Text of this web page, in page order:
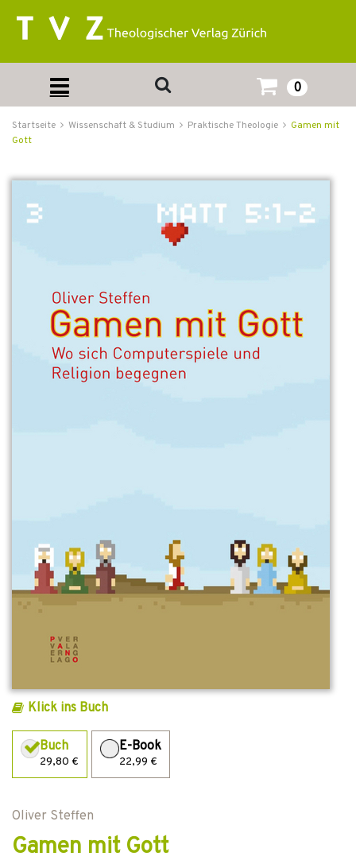
0
Startseite Wissenschaft & Studium Praktische Theologie
Gamen mit
Gott
Klick ins Buch
Buch
29,80 €
E-Book
22,99 €
Oliver Steffen
Gamen mit Gott